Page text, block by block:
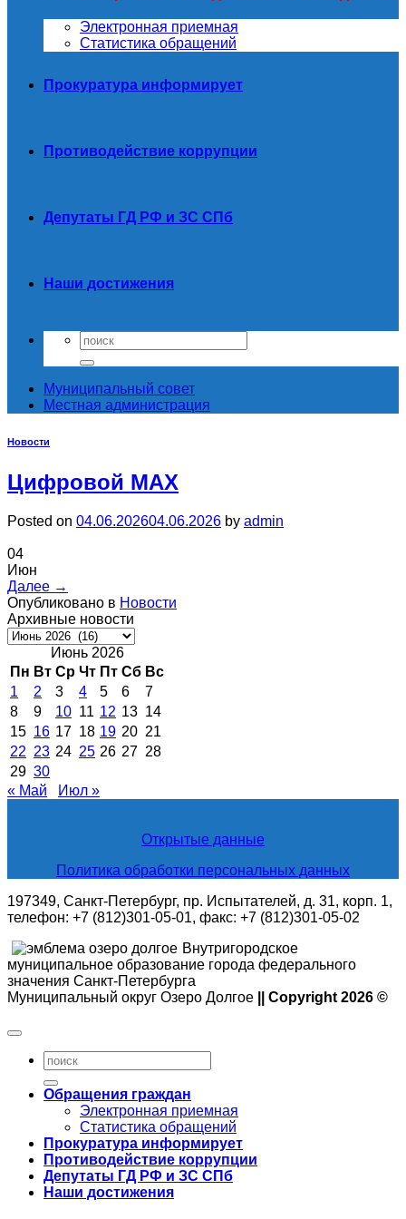
Электронная приемная
Статистика обращений
Прокуратура информирует
Противодействие коррупции
Депутаты ГД РФ и ЗС СПб
Наши достижения
Муниципальный совет
Местная администрация
Новости
Цифровой МАХ
Posted on 04.06.202604.06.2026 by admin
04
Июн
Далее →
Опубликовано в Новости
Архивные новости
Архивные
новостиИюнь 2026
Пн Вт Ср Чт Пт Сб Вс
1
2 3 4 5 6
7
8
9 10 11 12 13 14
15 16 17 18 19 20 21
22 23 24 25 26 27 28
29 30
« Май
Июл »
Открытые данные
Политика обработки персональных данных
197349, Санкт-Петербург, пр. Испытателей, д. 31, корп. 1,
телефон: +7 (812)301-05-01, факс: +7 (812)301-05-02
Внутригородское
муниципальное образование города федерального
значения Санкт-Петербурга
Муниципальный округ Озеро Долгое
|| Copyright 2026 ©
Обращения граждан
Электронная приемная
Статистика обращений
Прокуратура информирует
Противодействие коррупции
Депутаты ГД РФ и ЗС СПб
Наши достижения